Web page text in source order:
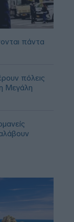
πάντα
πόλεις
Μεγάλη